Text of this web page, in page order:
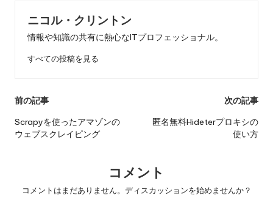
ニコル・クリントン
情報や知識の共有に熱心なITプロフェッショナル。
すべての投稿を見る
投
稿
ナ
ゲ
前の記事
Scrapyを使ったアマゾンの
ウェブスクレイピング
次の記事
匿名無料Hideterプロキシの
使い方
コメント
コメントはまだありません。ディスカッションを始めませんか？